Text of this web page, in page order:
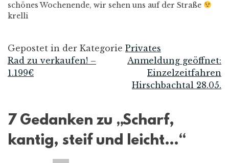
schönes Wochenende, wir sehen uns auf der Straße
krelli
Gepostet in der Kategorie Privates
Beitrags-
Rad zu verkaufen! –
1.199€
Anmeldung geöffnet:
Einzelzeitfahren
Hirschbachtal 28.05.
7 Gedanken zu „Scharf,
kantig, steif und leicht…“